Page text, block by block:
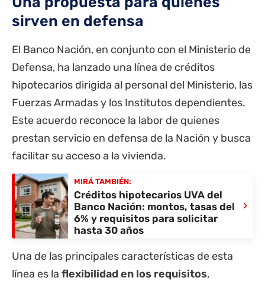
sirven en defensa
El Banco Nación, en conjunto con el Ministerio de
Defensa, ha lanzado una línea de créditos
hipotecarios dirigida al personal del Ministerio, las
Fuerzas Armadas y los Institutos dependientes.
Este acuerdo reconoce la labor de quienes
prestan servicio en defensa de la Nación y busca
facilitar su acceso a la vivienda.
MIRÁ TAMBIÉN:
Créditos hipotecarios UVA del
Banco Nación: montos, tasas del
6% y requisitos para solicitar
hasta 30 años
›
Una de las principales características de esta
línea es la flexibilidad en los requisitos,